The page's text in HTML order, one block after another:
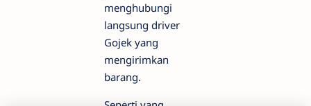
menghubungi
langsung driver
Gojek yang
mengirimkan
barang.